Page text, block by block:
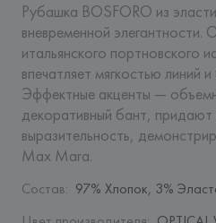
Рубашка BOSFORO из
вневременной
итальянского портновского
впечатляет мягкостью линий
Эффектные акценты —
декоративный бант,
выразительность,
Max Mara.
Состав: 97% Хлопок, 3%